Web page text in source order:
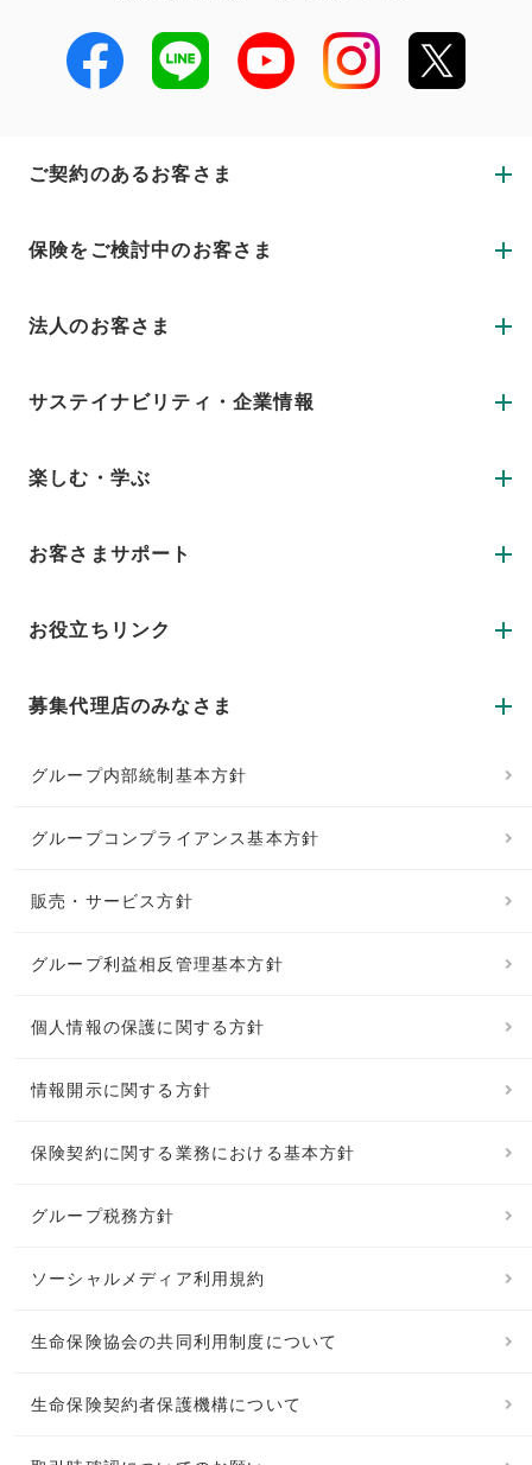
ご契約のあるお客さま
保険をご検討中のお客さま
法人のお客さま
サステイナビリティ・企業情報
楽しむ・学ぶ
お客さまサポート
お役立ちリンク
募集代理店のみなさま
グループ内部統制基本方針
グループコンプライアンス基本方針
販売・サービス方針
グループ利益相反管理基本方針
個人情報の保護に関する方針
情報開示に関する方針
保険契約に関する業務における基本方針
グループ税務方針
ソーシャルメディア利用規約
生命保険協会の共同利用制度について
生命保険契約者保護機構について